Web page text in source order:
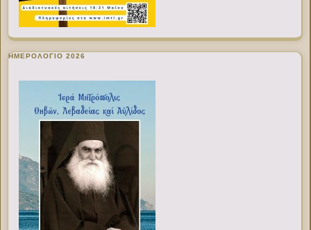
ΗΜΕΡΟΛΟΓΙΟ 2026